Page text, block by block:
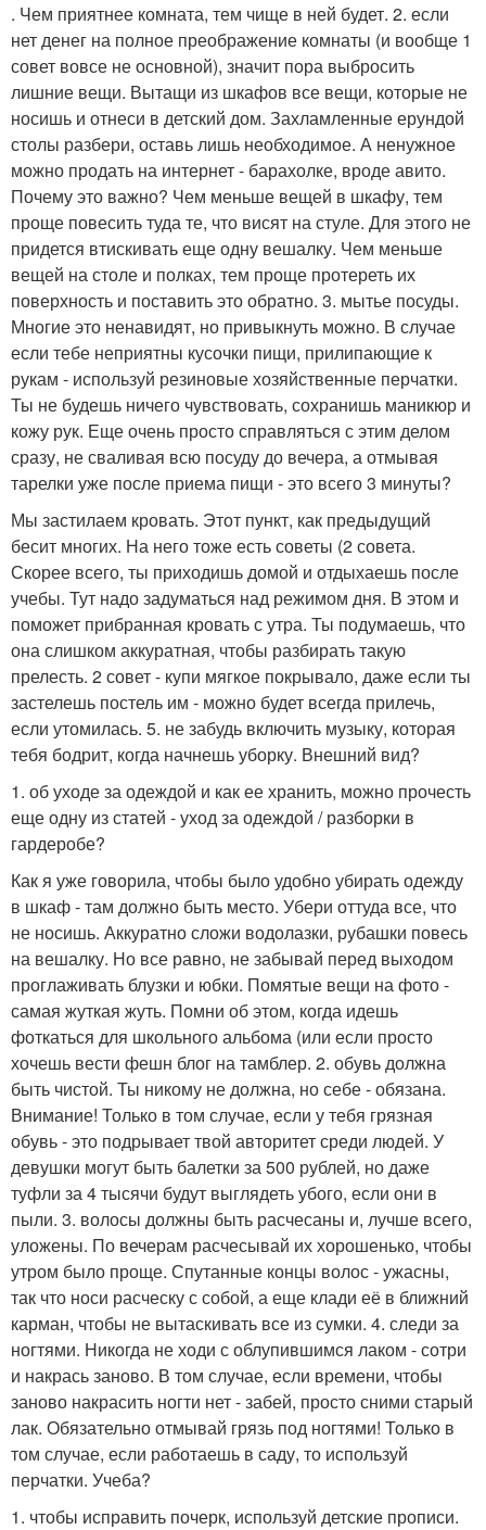
. Чем приятнее комната, тем чище в ней будет. 2. если
нет денег на полное преображение комнаты (и вообще 1
совет вовсе не основной), значит пора выбросить
лишние вещи. Вытащи из шкафов все вещи, которые не
носишь и отнеси в детский дом. Захламленные ерундой
столы разбери, оставь лишь необходимое. А ненужное
можно продать на интернет - барахолке, вроде авито.
Почему это важно? Чем меньше вещей в шкафу, тем
проще повесить туда те, что висят на стуле. Для этого не
придется втискивать еще одну вешалку. Чем меньше
вещей на столе и полках, тем проще протереть их
поверхность и поставить это обратно. 3. мытье посуды.
Многие это ненавидят, но привыкнуть можно. В случае
если тебе неприятны кусочки пищи, прилипающие к
рукам - используй резиновые хозяйственные перчатки.
Ты не будешь ничего чувствовать, сохранишь маникюр и
кожу рук. Еще очень просто справляться с этим делом
сразу, не сваливая всю посуду до вечера, а отмывая
тарелки уже после приема пищи - это всего 3 минуты?
Мы застилаем кровать. Этот пункт, как предыдущий
бесит многих. На него тоже есть советы (2 совета.
Скорее всего, ты приходишь домой и отдыхаешь после
учебы. Тут надо задуматься над режимом дня. В этом и
поможет прибранная кровать с утра. Ты подумаешь, что
она слишком аккуратная, чтобы разбирать такую
прелесть. 2 совет - купи мягкое покрывало, даже если ты
застелешь постель им - можно будет всегда прилечь,
если утомилась. 5. не забудь включить музыку, которая
тебя бодрит, когда начнешь уборку. Внешний вид?
1. об уходе за одеждой и как ее хранить, можно прочесть
еще одну из статей - уход за одеждой / разборки в
гардеробе?
Как я уже говорила, чтобы было удобно убирать одежду
в шкаф - там должно быть место. Убери оттуда все, что
не носишь. Аккуратно сложи водолазки, рубашки повесь
на вешалку. Но все равно, не забывай перед выходом
проглаживать блузки и юбки. Помятые вещи на фото -
самая жуткая жуть. Помни об этом, когда идешь
фоткаться для школьного альбома (или если просто
хочешь вести фешн блог на тамблер. 2. обувь должна
быть чистой. Ты никому не должна, но себе - обязана.
Внимание! Только в том случае, если у тебя грязная
обувь - это подрывает твой авторитет среди людей. У
девушки могут быть балетки за 500 рублей, но даже
туфли за 4 тысячи будут выглядеть убого, если они в
пыли. 3. волосы должны быть расчесаны и, лучше всего,
уложены. По вечерам расчесывай их хорошенько, чтобы
утром было проще. Спутанные концы волос - ужасны,
так что носи расческу с собой, а еще клади её в ближний
карман, чтобы не вытаскивать все из сумки. 4. следи за
ногтями. Никогда не ходи с облупившимся лаком - сотри
и накрась заново. В том случае, если времени, чтобы
заново накрасить ногти нет - забей, просто сними старый
лак. Обязательно отмывай грязь под ногтями! Только в
том случае, если работаешь в саду, то используй
перчатки. Учеба?
1. чтобы исправить почерк, используй детские прописи.